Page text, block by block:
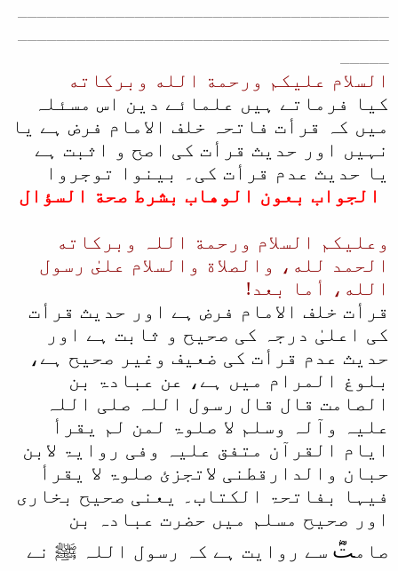
ــــــــــــــــــــــــــــــــــــــ
ــــــــــــــــــــــــــــــــــــــ
ـــــ
السلام عليكم ورحمة الله وبركاته
کیا فرماتے ہیں علمائے دین اس مسئلہ
میں کہ قرأت فاتحہ خلف الامام فرض ہے یا
نہیں اور حدیث قرأت کی اصح و اثبت ہے
یا حدیث عدم قرأت کی۔ بینوا توجروا
الجواب بعون الوهاب بشرط صحة السؤال
وعلیکم السلام ورحمة اللہ وبرکاته
الحمد لله، والصلاة والسلام علىٰ رسول
الله، أما بعد!
قرأت خلف الامام فرض ہے اور حدیث قرأت
کی اعلیٰ درجہ کی صحیح و ثابت ہے اور
حدیث عدم قرأت کی ضعیف وغیر صحیح ہے،
بلوغ المرام میں ہے، عن عبادۃ بن
الصامت قال قال رسول اللہ صلی اللہ
علیہ وآلہ وسلم لا صلوۃ لمن لم یقرأ
ایام القرآن متفق علیہ وفی روایۃ لابن
حبان والدارقطنی لاتجزئ صلوۃ لا یقرأ
فیہا بفاتحۃ الکتاب۔
یعنی صحیح بخاری
اور صحیح مسلم میں حضرت عبادہ بن
صامتؓ سے روایت ہے کہ رسول اللہ ﷺ نے